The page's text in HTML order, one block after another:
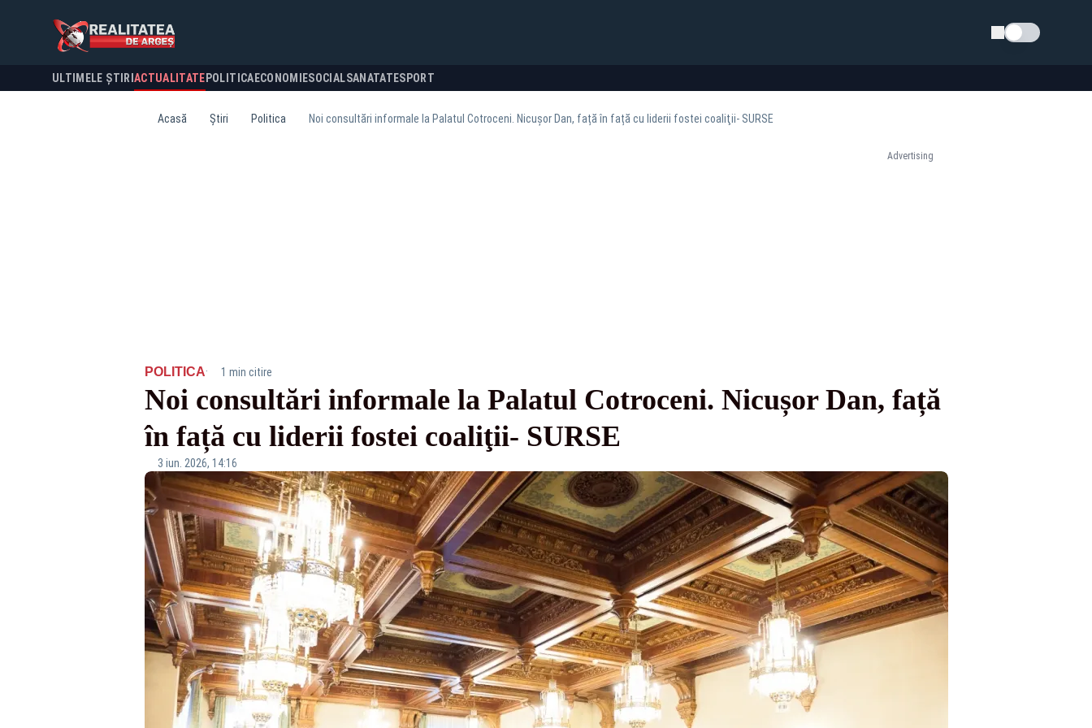
Schimba tema
ULTIMELE ȘTIRI ACTUALITATE POLITICA ECONOMIESOCIALSANATATESPORT
Acasă Știri Politica Noi consultări informale la Palatul Cotroceni. Nicușor Dan, față în față cu liderii fostei coaliţii- SURSE
Advertising
POLITICA· 1 min citire
Noi consultări informale la Palatul Cotroceni. Nicușor Dan, față
în față cu liderii fostei coaliţii- SURSE
3 iun. 2026, 14:16